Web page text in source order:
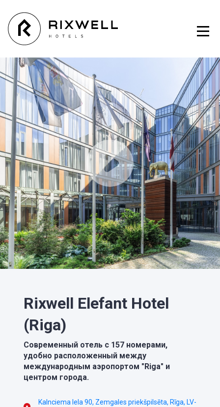
Rixwell Elefant Hotel
(Riga)
Современный отель с 157 номерами,
удобно расположенный между
международным аэропортом "Riga" и
центром города.
Kalnciema Iela 90, Zemgales priekšpilsēta, Rīga, LV-